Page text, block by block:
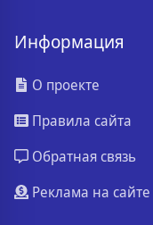
Информация
О проекте
Правила сайта
Обратная связь
Реклама на сайте